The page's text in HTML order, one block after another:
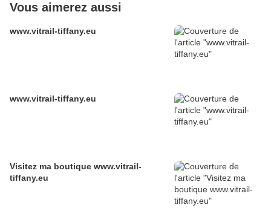
Vous aimerez aussi
www.vitrail-tiffany.eu
www.vitrail-tiffany.eu
Visitez ma boutique www.vitrail-
tiffany.eu